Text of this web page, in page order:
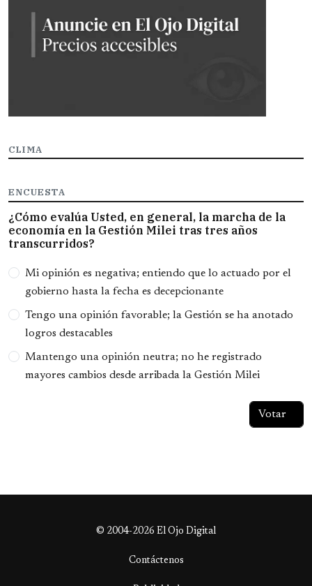
CLIMA
ENCUESTA
¿Cómo evalúa Usted, en general, la marcha de la
economía en la Gestión Milei tras tres años
transcurridos?
Opciones
Mi opinión es negativa; entiendo que lo actuado por el
gobierno hasta la fecha es decepcionante
Tengo una opinión favorable; la Gestión se ha anotado
logros destacables
Mantengo una opinión neutra; no he registrado
mayores cambios desde arribada la Gestión Milei
© 2004-2026 El Ojo Digital
Contáctenos